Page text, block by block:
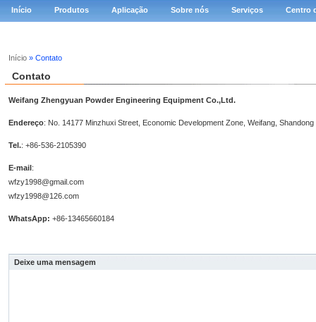
Início Produtos Aplicação Sobre nós Serviços Centro
Início » Contato
Contato
Weifang Zhengyuan Powder Engineering Equipment Co.,Ltd.
Endereço: No. 14177 Minzhuxi Street, Economic Development Zone, Weifang, Shandong
Tel.: +86-536-2105390
E-mail:
wfzy1998@gmail.com
wfzy1998@126.com
WhatsApp: +86-13465660184
Deixe uma mensagem